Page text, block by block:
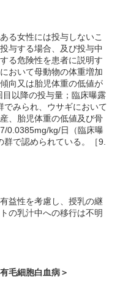
る女性には投与しないこ
与する場合、及び投与中
る危険性を患者に説明す
おいて母動物の体重増加
向又は胎児体重の低値が
以降の投与量；臨床曝露
でみられ、ウサギにおいて
、胎児体重の低値及び骨
0.0385mg/kg/日（臨床曝
で認められている。［9.
益性を考慮し、授乳の継
の乳汁中への移行は不明
毛細胞白血病＞